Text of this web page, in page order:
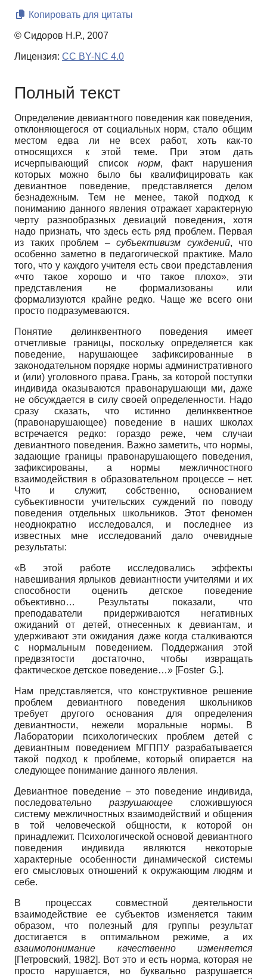
Копировать для цитаты
© Сидоров Н.Р., 2007
Лицензия: CC BY-NC 4.0
Полный текст
Определение девиантного поведения как поведения,
отклоняющегося от социальных норм, стало общим
местом едва ли не всех работ, хоть как-то
относящихся к этой теме. При этом дать
исчерпывающий список норм, факт нарушения
которых можно было бы квалифицировать как
девиантное поведение, представляется делом
безнадежным. Тем не менее, такой подход к
пониманию данного явления отражает характерную
черту разнообразных девиаций поведения, хотя
надо признать, что здесь есть ряд проблем. Первая
из таких проблем – субъективизм суждений, что
особенно заметно в педагогической практике. Мало
того, что у каждого учителя есть свои представления
«что такое хорошо и что такое плохо», эти
представления не формализованы или
формализуются крайне редко. Чаще же всего они
просто подразумеваются.
Понятие делинквентного поведения имеет
отчетливые границы, поскольку определяется как
поведение, нарушающее зафиксированные в
законодательном порядке нормы административного
и (или) уголовного права. Грань, за которой поступки
индивида оказываются правонарушающи ми, даже
не обсуждается в силу своей определенности. Надо
сразу сказать, что истинно делинквентное
(правонарушающее) поведение в наших школах
встречается редко: гораздо реже, чем случаи
девиантного поведения. Важно заметить, что нормы,
задающие границы правонарушающего поведения,
зафиксированы, а нормы межличностного
взаимодействия в образовательном процессе – нет.
Что и служит, собственно, основанием
субъективности учительских суждений по поводу
поведения отдельных школьников. Этот феномен
неоднократно исследовался, и последнее из
известных мне исследований дало очевидные
результаты:
«В этой работе исследовались эффекты
навешивания ярлыков девиантности учителями и их
способности оценить детское поведение
объективно… Результаты показали, что
преподаватели придерживаются негативных
ожиданий от детей, отнесенных к девиантам, и
удерживают эти ожидания даже когда сталкиваются
с нормальным поведением. Поддержания этой
предвзятости достаточно, чтобы извращать
фактическое детское поведение…» [Foster G.].
Нам представляется, что конструктивное решение
проблем девиантного поведения школьников
требует другого основания для определения
девиантности, нежели моральные нормы. В
Лаборатории психологических проблем детей с
девиантным поведением МГППУ разрабатывается
такой подход к проблеме, который опирается на
следующее понимание данного явления.
Девиантное поведение – это поведение индивида,
последовательно разрушающее сложившуюся
систему межличностных взаимодействий и общения
в той человеческой общности, к которой он
принадлежит. Психологической основой девиантного
поведения индивида являются некоторые
характерные особенности динамической системы
его смысловых отношений к окружающим людям и
себе.
В процессах совместной деятельности
взаимодействие ее субъектов изменяется таким
образом, что полезный для группы результат
достигается в оптимальном режиме, а их
взаимопонимание качественно изменяется
[Петровский, 1982]. Вот это и есть норма, которая не
просто нарушается, но буквально разрушается